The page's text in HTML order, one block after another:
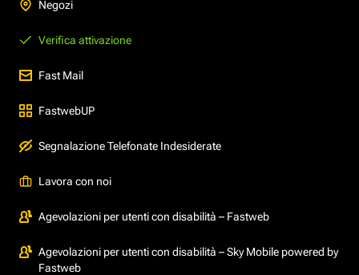
Negozi
Verifica attivazione
Fast Mail
FastwebUP
Segnalazione Telefonate Indesiderate
Lavora con noi
Agevolazioni per utenti con disabilità – Fastweb
Agevolazioni per utenti con disabilità – Sky Mobile powered by
Fastweb